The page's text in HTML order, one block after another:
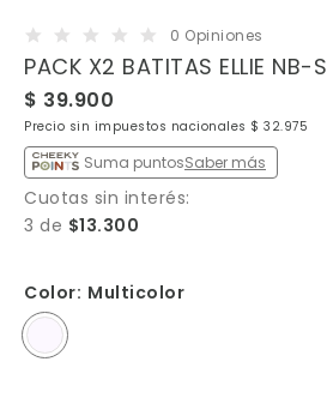
0 Opiniones
PACK X2 BATITAS ELLIE NB-S
$ 39.900
Precio sin impuestos nacionales $ 32.975
Suma puntosSaber más
Cuotas sin interés:
3 de $13.300
Color: Multicolor